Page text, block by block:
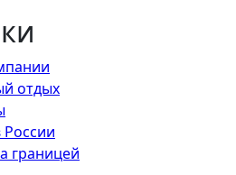
отдых
границей